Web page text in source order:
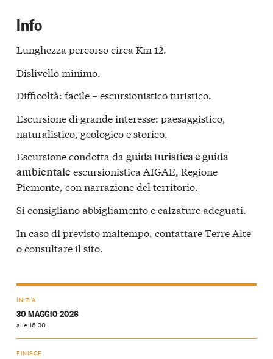
Info
Lunghezza percorso circa Km 12.
Dislivello minimo.
Difficoltà: facile – escursionistico turistico.
Escursione di grande interesse: paesaggistico,
naturalistico, geologico e storico.
Escursione condotta da guida turistica e guida
ambientale escursionistica AIGAE, Regione
Piemonte, con narrazione del territorio.
Si consigliano abbigliamento e calzature adeguati.
In caso di previsto maltempo, contattare Terre Alte
o consultare il sito.
INIZIA
30 MAGGIO 2026
alle 16:30
FINISCE